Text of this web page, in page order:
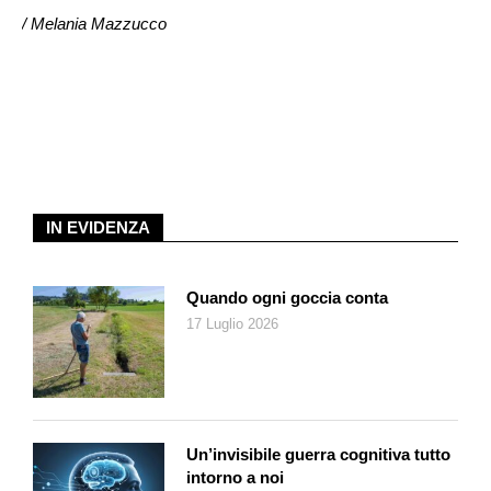
carmelitani) di trovarle un alloggio. A Surat dalla vedova di un
viaggio che avrebbe dovuto condurli a Roma, i loro sentimenti
reciproci erano già cambiati. Sul vascello che attraversò il
propria servente – Eugenia Cingalà, forse srilankese.
Si stabilì nel palazzo dei Della Valle, sulla via Papale, oggi
corso Vittorio. L’inconsolabile Pietro seppellì Sitti Maani
all’Aracoeli, poi le fece il funerale con la cerimonia spettacolare
di cui vi ho raccontato («Azione», 18 agosto 2025), le dedicò
libri e poesie. Ma voleva regolarizzare la situazione e annunciò
di voler sposare Mariuccia. L’evento suscitò opposizione e
/ Melania Mazzucco
IN EVIDENZA
Quando ogni goccia conta
17 Luglio 2026
Un’invisibile guerra cognitiva tutto
intorno a noi